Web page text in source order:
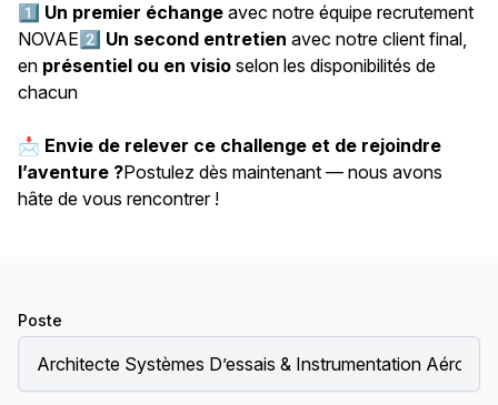
1️⃣ Un premier échange avec notre équipe recrutement
NOVAE2️⃣ Un second entretien avec notre client final,
en présentiel ou en visio selon les disponibilités de
chacun
📩 Envie de relever ce challenge et de rejoindre
l’aventure ?Postulez dès maintenant — nous avons
hâte de vous rencontrer !
Poste